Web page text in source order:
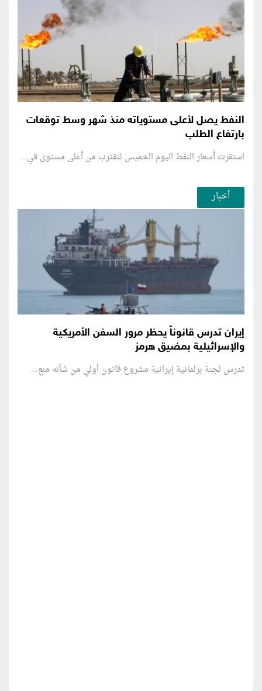
النفط يصل لأعلى مستوياته منذ شهر وسط توقعات
بارتفاع الطلب
استقرت أسعار النفط اليوم الخميس لتقترب من أعلى مستوى في...
أخبار
إيران تدرس قانوناً يحظر مرور السفن الأمريكية
والإسرائيلية بمضيق هرمز
تدرس لجنة برلمانية إيرانية مشروع قانون ⁠أولي من شأنه منع...